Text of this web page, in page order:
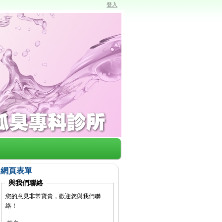
登入
網頁表單
與我們聯絡
您的意見非常寶貴，歡迎您與我們聯
絡！